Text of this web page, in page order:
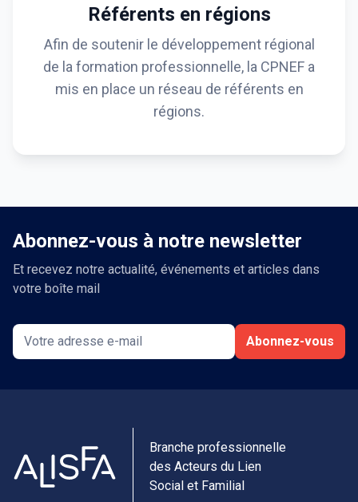
Référents en régions
Afin de soutenir le développement régional
de la formation professionnelle, la CPNEF a
mis en place un réseau de référents en
régions.
Abonnez-vous à notre newsletter
Et recevez notre actualité, événements et articles dans
votre boîte mail
Abonnez-vous
Branche professionnelle
des Acteurs du Lien
Social et Familial